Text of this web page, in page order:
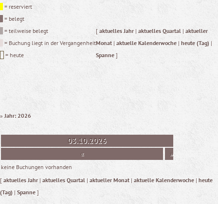
= reserviert
= belegt
= teilweise belegt
= Buchung liegt in der Vergangenheit
= heute
[ aktuelles Jahr| aktuelles Quartal | aktueller
Monat| aktuelle Kalenderwoche | heute (Tag) |
Spanne ]
» Jahr: 2026
03.10.2026
«
»
keine Buchungen vorhanden
[ aktuelles Jahr| aktuelles Quartal | aktueller Monat | aktuelle Kalenderwoche | heute
(Tag) | Spanne ]